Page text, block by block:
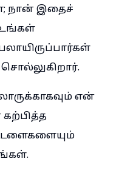
நான் இதைச்
உங்கள்
என்